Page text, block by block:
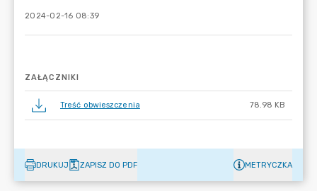
2024-02-16 08:39
ZAŁĄCZNIKI
Treść obwieszczenia 78.98 KB
DRUKUJ ZAPISZ DO PDF METRYCZKA